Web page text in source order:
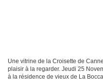
Une vitrine de la Croisette de
plaisir à la regarder. Jeudi 25 Novembre 2020, 10h00 du mat. Me voici arrivé
à la résidence de vieux de La